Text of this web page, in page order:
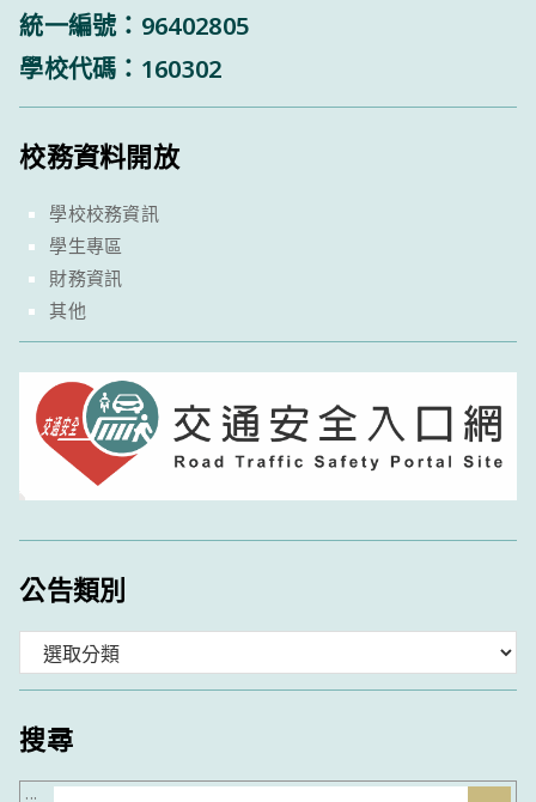
統一編號：96402805
學校代碼：160302
校務資料開放
學校校務資訊
學生專區
財務資訊
其他
公告類別
類
搜尋